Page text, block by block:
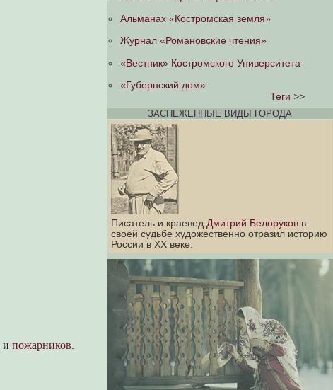
ипожарников.
Альманах «Костромская земля»
Журнал «Романовские чтения»
«Вестник» Костромского Университета
«Губернский дом»
Теги >>
ЗАСНЕЖЕННЫЕ ВИДЫ ГОРОДА
Писатель и краевед Дмитрий Белоруков в
своей судьбе художественно отразил историю
России в XX веке.